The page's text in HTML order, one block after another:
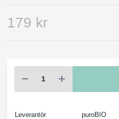
179 kr
Leverantör puroBIO